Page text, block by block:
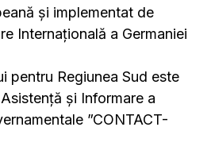
și implementat de
Internațională a Germaniei
pentru Regiunea Sud este
și Informare a
”CONTACT-